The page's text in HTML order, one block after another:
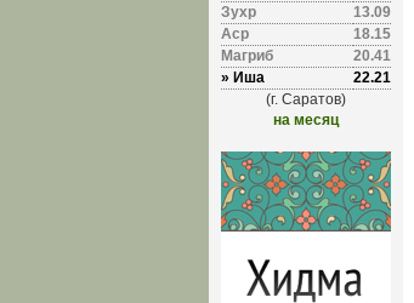
Зухр
13.09
Аср
18.15
Магриб
20.41
» Иша
22.21
(г. Саратов)
на месяц